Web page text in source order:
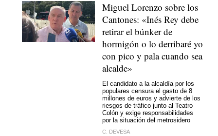
Miguel Lorenzo sobre los
Cantones: «Inés Rey debe
retirar el búnker de
hormigón o lo derribaré yo
con pico y pala cuando sea
alcalde»
El candidato a la alcaldía por los
populares censura el gasto de 8
millones de euros y advierte de los
riesgos de tráfico junto al Teatro
Colón y exige responsabilidades
por la situación del metrosidero
C. DEVESA